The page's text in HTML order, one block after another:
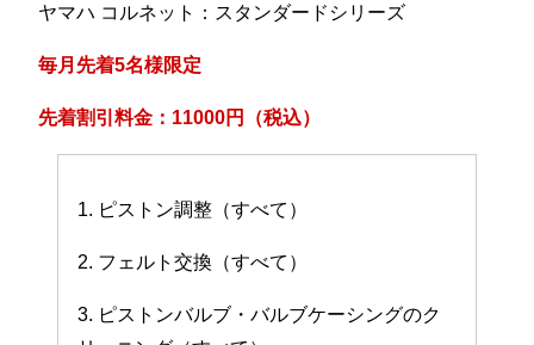
ヤマハ コルネット：スタンダードシリーズ
毎月先着5名様限定
先着割引料金：11000円（税込）
1. ピストン調整（すべて）
2. フェルト交換（すべて）
3. ピストンバルブ・バルブケーシングのク